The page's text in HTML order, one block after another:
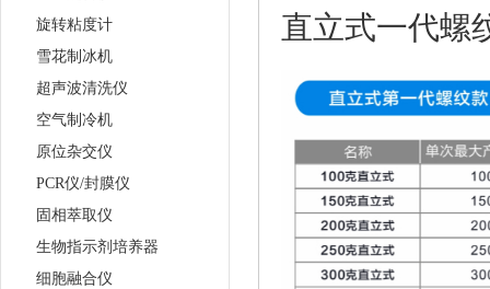
旋转粘度计
雪花制冰机
超声波清洗仪
空气制冷机
原位杂交仪
PCR仪/封膜仪
固相萃取仪
生物指示剂培养器
细胞融合仪
直立式一代螺